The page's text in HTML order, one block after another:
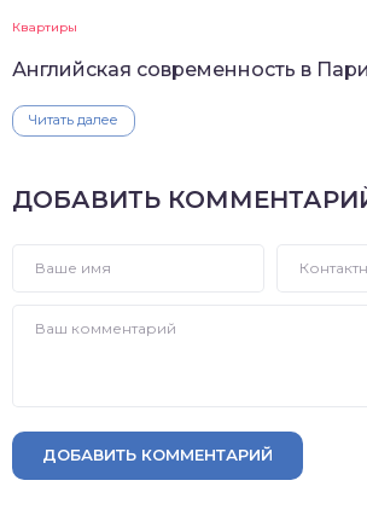
Квартиры
Английская современность в
Читать далее
ДОБАВИТЬ
ДОБАВИТЬ КОММЕНТАРИЙ